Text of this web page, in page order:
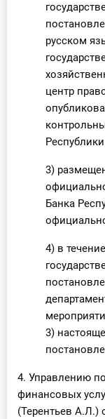
русском
центр
3)
Банка
4) в
3)
4. Управлению
финансовых
(Терентьев А.Л.)